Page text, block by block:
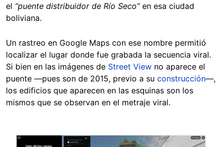
el “puente distribuidor de Río Seco” en esa ciudad
boliviana.
Un rastreo en Google Maps con ese nombre permitió
localizar el lugar donde fue grabada la secuencia viral.
Si bien en las imágenes de Street View no aparece el
puente —pues son de 2015, previo a su construcción—,
los edificios que aparecen en las esquinas son los
mismos que se observan en el metraje viral.
Image